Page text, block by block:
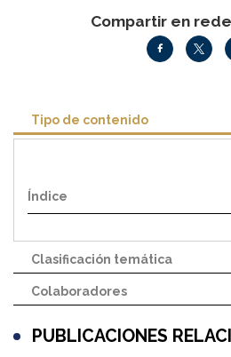
Compartir en
Tipo de contenido
Índice
Clasificación temática
Colaboradores
PUBLICACIONES